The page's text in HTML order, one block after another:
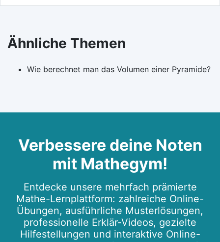
Ähnliche Themen
Wie berechnet man das Volumen einer Pyramide?
Verbessere deine Noten
mit Mathegym!
Entdecke unsere mehrfach prämierte
Mathe-Lernplattform: zahlreiche Online-
Übungen, ausführliche Musterlösungen,
professionelle Erklär-Videos, gezielte
Hilfestellungen und interaktive Online-